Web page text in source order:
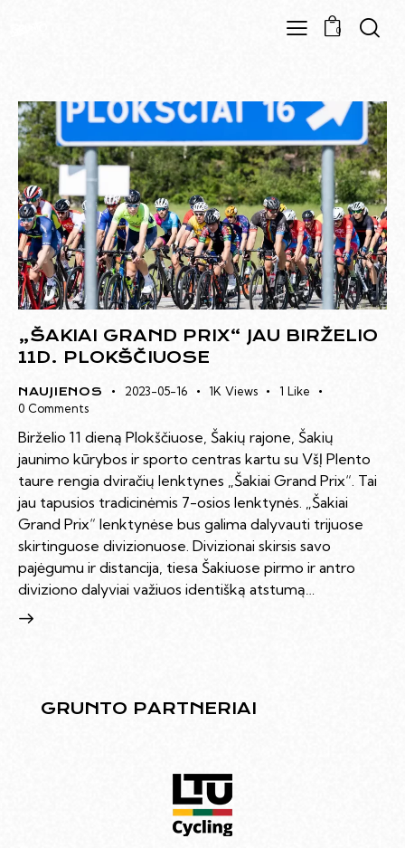
0
„ŠAKIAI GRAND PRIX“ JAU BIRŽELIO
11D. PLOKŠČIUOSE
NAUJIENOS 2023-05-16 1K Views 1 Like
0 Comments
Birželio 11 dieną Plokščiuose, Šakių rajone, Šakių
jaunimo kūrybos ir sporto centras kartu su VšĮ Plento
taure rengia dviračių lenktynes „Šakiai Grand Prix“. Tai
jau tapusios tradicinėmis 7-osios lenktynės. „Šakiai
Grand Prix“ lenktynėse bus galima dalyvauti trijuose
skirtinguose divizionuose. Divizionai skirsis savo
pajėgumu ir distancija, tiesa Šakiuose pirmo ir antro
diviziono dalyviai važiuos identišką atstumą…
GRUNTO PARTNERIAI